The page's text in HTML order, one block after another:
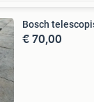
Bosch
€ 70,00